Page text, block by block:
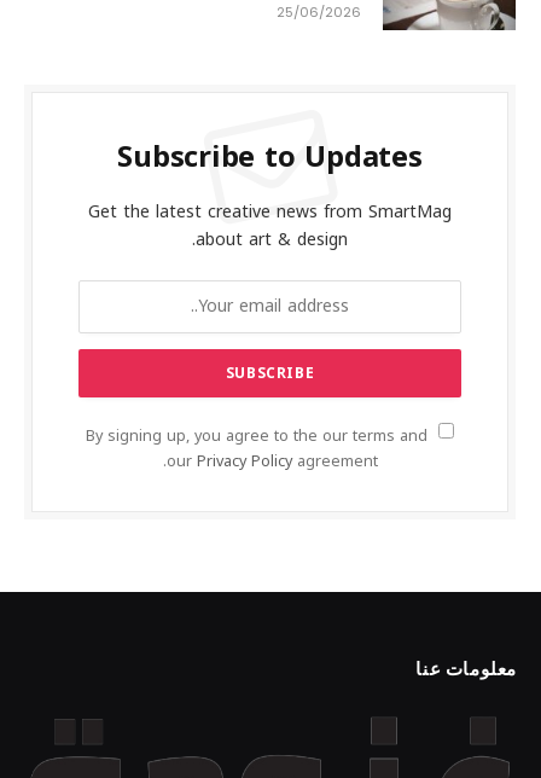
25/06/2026
Subscribe to Updates
Get the latest creative news from SmartMag
about art & design.
By signing up, you agree to the our terms and
ourPrivacy Policyagreement.
معلومات عنا